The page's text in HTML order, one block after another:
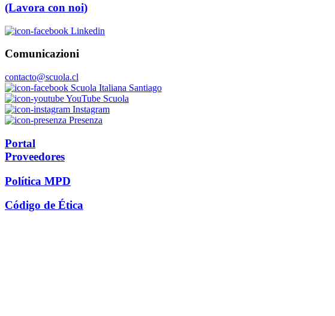
(Lavora con noi)
Linkedin
Comunicazioni
contacto@scuola.cl
Scuola Italiana Santiago
YouTube Scuola
Instagram
Presenza
Portal
Proveedores
Política MPD
Código de Ética